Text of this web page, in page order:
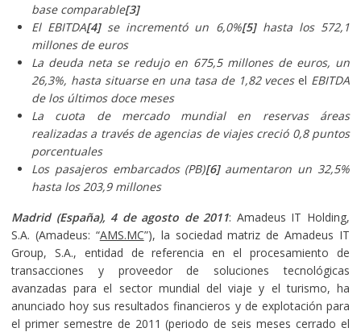
base comparable[3]
El EBITDA[4]se incrementó un 6,0%[5] hasta los 572,1
millones de euros
La deuda neta se redujo en 675,5 millones de euros, un
26,3%, hasta situarse en una tasa de 1,82 vecesel EBITDA
de los últimos doce meses
La cuota de mercado mundial en reservas áreas
realizadas a través de agencias de viajes creció 0,8 puntos
porcentuales
Los pasajeros embarcados (PB)[6]aumentaron un 32,5%
hasta los 203,9 millones
Madrid (España), 4 de agosto de 2011: Amadeus IT Holding,
S.A. (Amadeus: “AMS.MC”), la sociedad matriz de Amadeus IT
Group, S.A., entidad de referencia en el procesamiento de
transacciones y proveedor de soluciones tecnológicas
avanzadas para el sector mundial del viaje y el turismo, ha
anunciado hoy sus resultados financieros y de explotación para
el primer semestre de 2011 (periodo de seis meses cerrado el